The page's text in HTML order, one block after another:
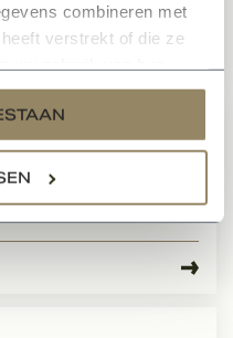
combineren met
verstrekt of die ze
Nemef 1200